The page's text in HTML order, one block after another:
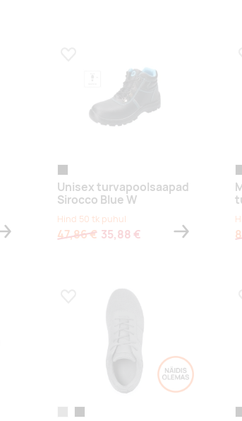
Unisex turvapoolsaapad
Sirocco Blue W
Hind 50 tk puhul
47,86 € 35,88 €
Lisa lemmikuks